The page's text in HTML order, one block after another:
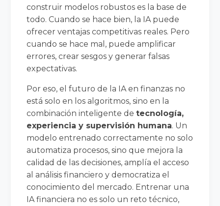
construir modelos robustos es la base de
todo. Cuando se hace bien, la IA puede
ofrecer ventajas competitivas reales. Pero
cuando se hace mal, puede amplificar
errores, crear sesgos y generar falsas
expectativas.
Por eso, el futuro de la IA en finanzas no
está solo en los algoritmos, sino en la
combinación inteligente detecnología,
experiencia y supervisión humana. Un
modelo entrenado correctamente no solo
automatiza procesos, sino que mejora la
calidad de las decisiones, amplía el acceso
al análisis financiero y democratiza el
conocimiento del mercado. Entrenar una
IA financiera no es solo un reto técnico,